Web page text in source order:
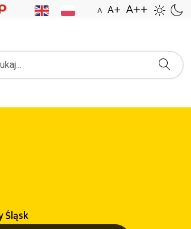
A A+ A++
Śląsk